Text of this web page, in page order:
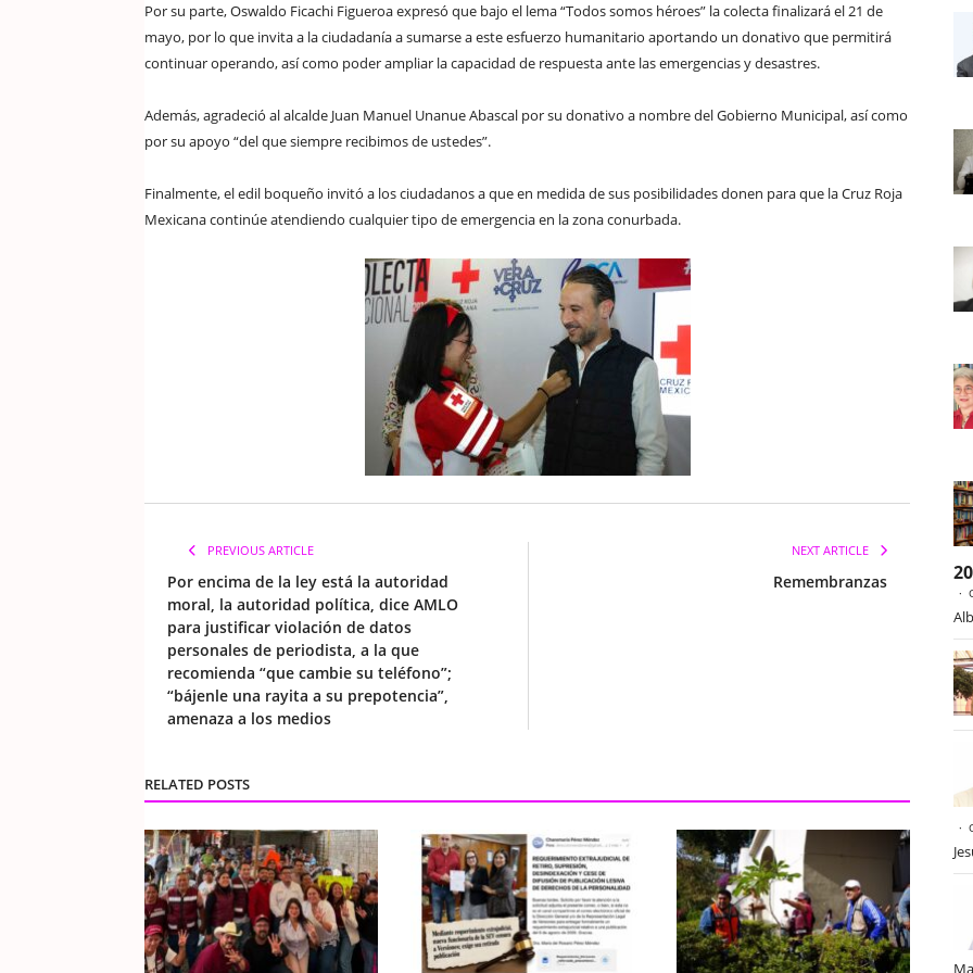
Por su parte, Oswaldo Ficachi Figueroa expresó que bajo el lema “Todos somos héroes” la colecta finalizará el 21 de
mayo, por lo que invita a la ciudadanía a sumarse a este esfuerzo humanitario aportando un donativo que permitirá
continuar operando, así como poder ampliar la capacidad de respuesta ante las emergencias y desastres.
Además, agradeció al alcalde Juan Manuel Unanue Abascal por su donativo a nombre del Gobierno Municipal, así como
por su apoyo “del que siempre recibimos de ustedes”.
Finalmente, el edil boqueño invitó a los ciudadanos a que en medida de sus posibilidades donen para que la Cruz Roja
Mexicana continúe atendiendo cualquier tipo de emergencia en la zona conurbada.
PREVIOUS ARTICLE
Por encima de la ley está la autoridad
moral, la autoridad política, dice AMLO
para justificar violación de datos
personales de periodista, a la que
recomienda “que cambie su teléfono”;
“bájenle una rayita a su prepotencia”,
amenaza a los medios
NEXT ARTICLE
Remembranzas
RELATED POSTS